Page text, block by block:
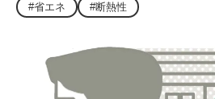
#省エネ #断熱性